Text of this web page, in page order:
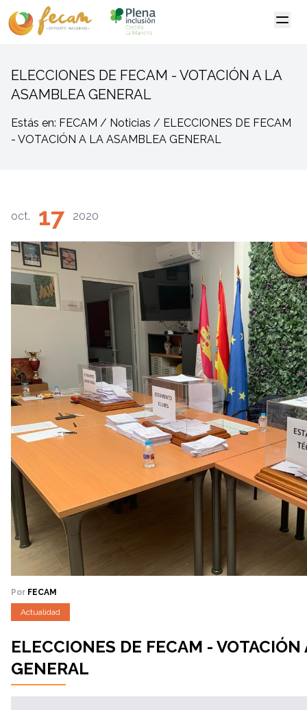
ELECCIONES DE FECAM - VOTACIÓN A LA
ASAMBLEA GENERAL
Estás en: FECAM / Noticias / ELECCIONES DE FECAM
- VOTACIÓN A LA ASAMBLEA GENERAL
oct. 17 2020
Por FECAM
Actualidad
ELECCIONES DE FECAM -
GENERAL